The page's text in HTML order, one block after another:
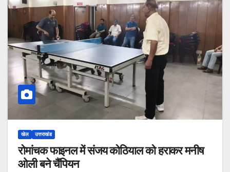
खेल उत्तराखंड
रोमांचक फाइनल में संजय कोठियाल को हराकर मनीष
ओली बने चैंपियन